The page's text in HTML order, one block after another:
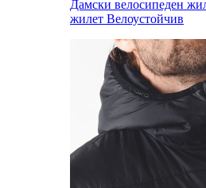
Дамски велосипеден
жилет Велоустойчив